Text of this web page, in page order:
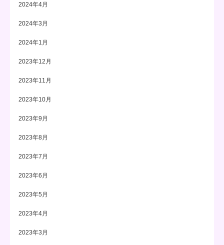
2024年4月
2024年3月
2024年1月
2023年12月
2023年11月
2023年10月
2023年9月
2023年8月
2023年7月
2023年6月
2023年5月
2023年4月
2023年3月